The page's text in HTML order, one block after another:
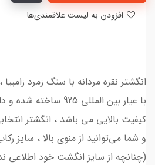
انگشتر نقره مردانه با سنگ زمرد
با عیار بین المللی
کیفیت بالایی می‌ باشد ، انگشتر
و شما می‌توانید از منوی بالا ، سایز
(چنانچه از سایز انگشت خود اطلاعی